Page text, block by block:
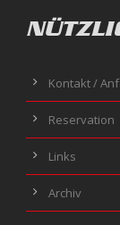
Kontakt /
Reservation
Links
Archiv